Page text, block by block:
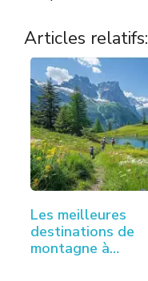
Articles relatifs:
Les meilleures
destinations de
montagne à